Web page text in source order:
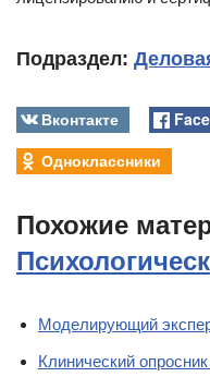
Подраздел:
Вконтакте
Одноклассники
Похожие
Моделирующий
Клинический